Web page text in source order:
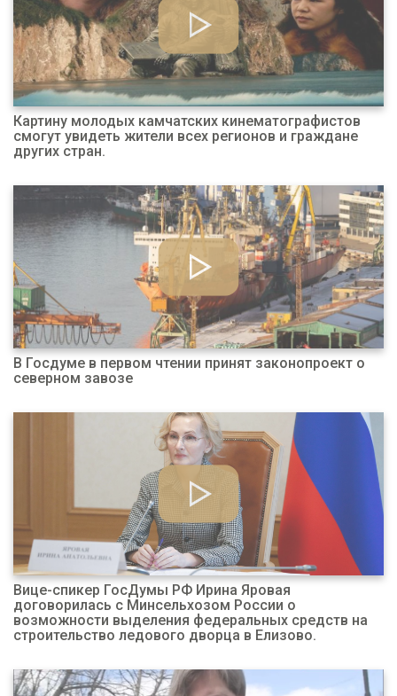
Картину молодых камчатских кинематографистов
смогут увидеть жители всех регионов и граждане
других стран.
В Госдуме в первом чтении принят законопроект о
северном завозе
Вице-спикер ГосДумы РФ Ирина Яровая
договорилась с Минсельхозом России о
возможности выделения федеральных средств на
строительство ледового дворца в Елизово.